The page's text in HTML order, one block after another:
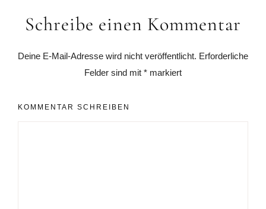
Interaktionen
Schreibe einen Kommentar
Deine E-Mail-Adresse wird nicht veröffentlicht. Erforderliche
Felder sind mit * markiert
KOMMENTAR SCHREIBEN